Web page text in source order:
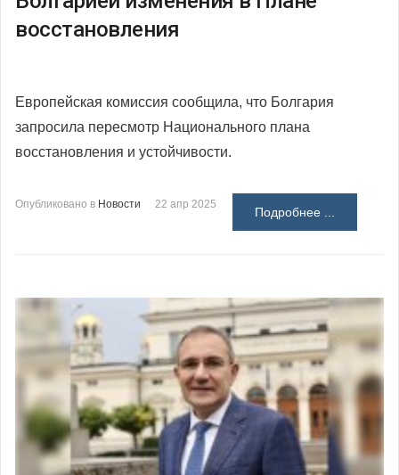
восстановления
Европейская комиссия сообщила, что Болгария
запросила пересмотр Национального плана
восстановления и устойчивости.
Опубликовано в Новости 22 апр 2025
Подробнее ...